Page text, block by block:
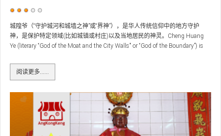
用
户
评
价：3/5
城隍爷（“守护城河和城墙之神”或“界神”），是华人传统信仰中的地方守护
神，是保护特定领域(比如城镇或村庄)以及当地居民的神灵。Cheng Huang
Ye (literary “God of the Moat and the City Walls" or “God of the Boundary”) is
阅读更多……